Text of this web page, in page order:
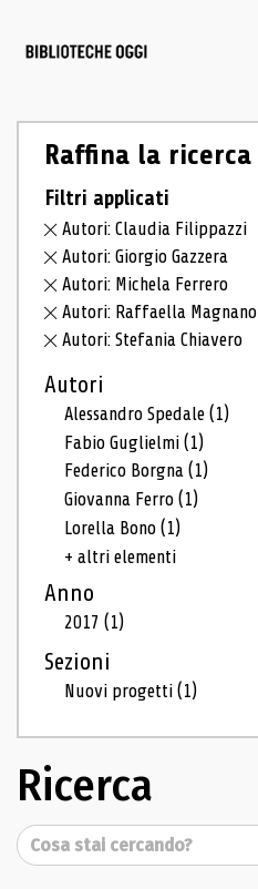
Raffina la ricerca
Filtri applicati
Autori: Claudia Filippazzi
Autori: Giorgio Gazzera
Autori: Michela Ferrero
Autori: Raffaella Magnano
Autori: Stefania Chiavero
Autori
Alessandro Spedale(1)
Fabio Guglielmi(1)
Federico Borgna(1)
Giovanna Ferro(1)
Lorella Bono(1)
+ altri elementi
Anno
2017(1)
Sezioni
Nuovi progetti(1)
Ricerca
Cerca